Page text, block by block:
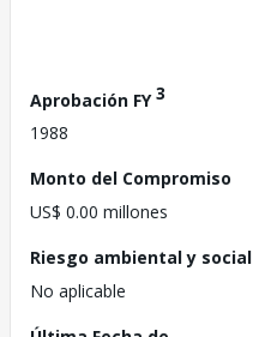
Aprobación FY3
1988
Monto del Compromiso
US$ 0.00 millones
Riesgo ambiental y social
No aplicable